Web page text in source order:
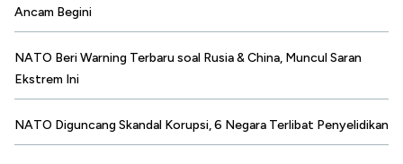
Ancam Begini
NATO Beri Warning Terbaru soal Rusia & China, Muncul Saran
Ekstrem Ini
NATO Diguncang Skandal Korupsi, 6 Negara Terlibat Penyelidikan